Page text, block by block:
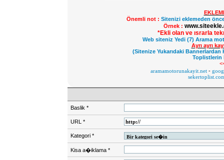
Önemli not : Sitenizi eklemeden
Örnek :
*Ekli olan ve ısrarla
Web siteniz Yedi (7) Arama
Ayrı ayrı
(Sitenize Yukarıdaki
Toplistlerin
aramamotorunakayit.net -
Baslik *
URL *
Kategori *
Kisa a�iklama *